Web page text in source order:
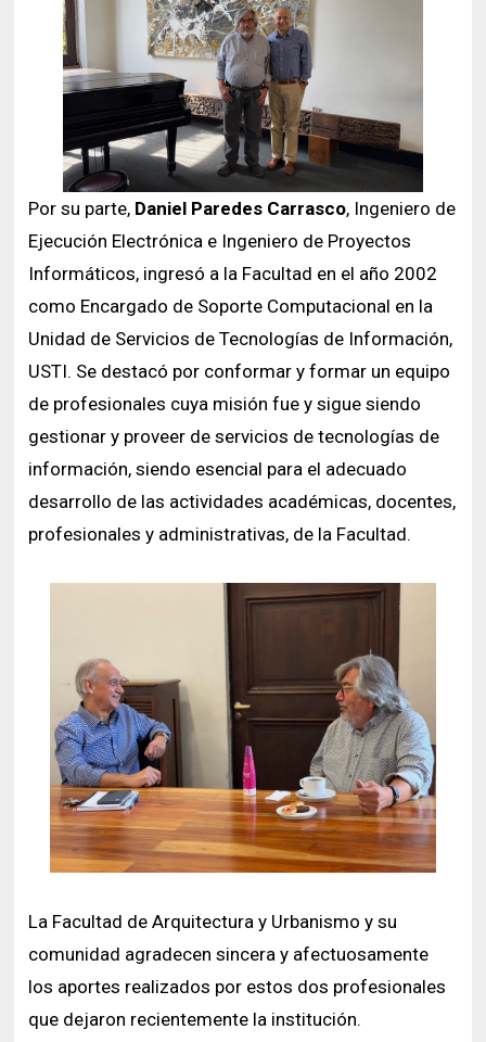
Por su parte, Daniel Paredes Carrasco, Ingeniero de
Ejecución Electrónica e Ingeniero de Proyectos
Informáticos, ingresó a la Facultad en el año 2002
como Encargado de Soporte Computacional en la
Unidad de Servicios de Tecnologías de Información,
USTI. Se destacó por conformar y formar un equipo
de profesionales cuya misión fue y sigue siendo
gestionar y proveer de servicios de tecnologías de
información, siendo esencial para el adecuado
desarrollo de las actividades académicas, docentes,
profesionales y administrativas, de la Facultad.
La Facultad de Arquitectura y Urbanismo y su
comunidad agradecen sincera y afectuosamente
los aportes realizados por estos dos profesionales
que dejaron recientemente la institución.